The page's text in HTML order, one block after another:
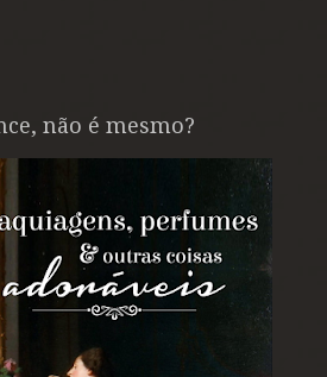
não é mesmo?